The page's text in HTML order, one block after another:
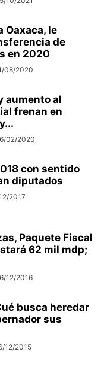
Oaxaca, le
de
en 2020
08/2020
aumento al
frenan en
02/2020
con sentido
diputados
2017
Paquete Fiscal
62 mil mdp;
12/2016
busca heredar
sus
12/2015